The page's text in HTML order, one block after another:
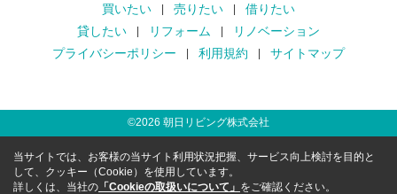
買いたい
売りたい
借りたい
貸したい
リフォーム
リノベーション
プライバシーポリシー
利用規約 サイトマップ
©2026 朝日リビング株式会社
当サイトでは、お客様の当サイト利用状況把握、サービス向上検討を目的と
して、クッキー（Cookie）を使用しています。
詳しくは、当社の 「Cookieの取扱いについて」 をご確認ください。